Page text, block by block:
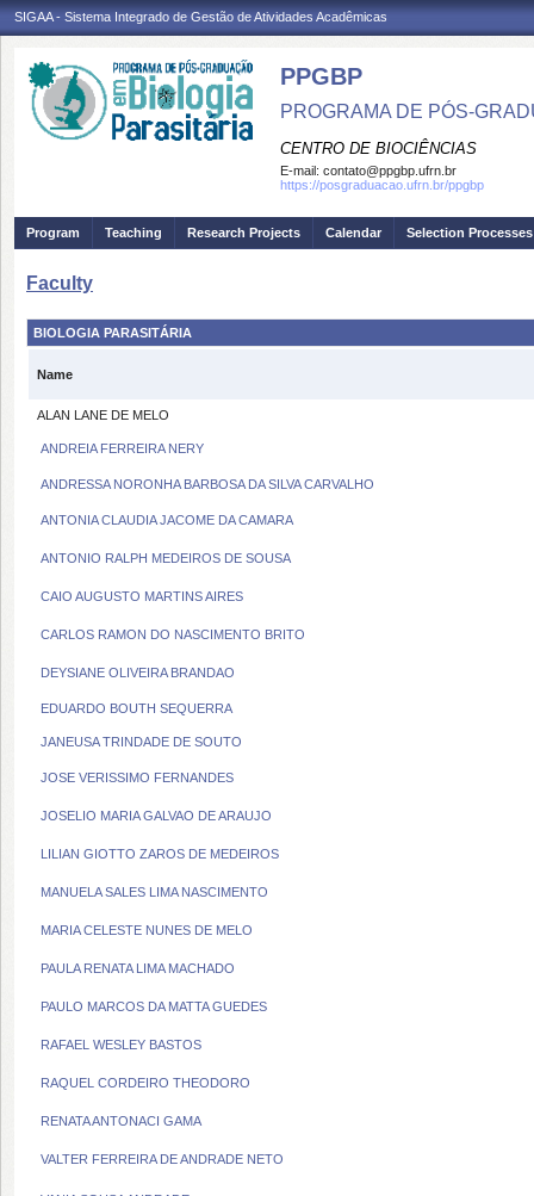
SIGAA - Sistema Integrado de Gestão de Atividades Acadêmicas
PPGBP
PROGRAMA DE PÓS-
CENTRO DE BIOCIÊNCIAS
E-mail: contato@ppgbp.ufrn.br
https://posgraduacao.ufrn.br/ppgbp
Program Teaching Research Projects Calendar Selection Processes
Faculty
BIOLOGIA PARASITÁRIA
Name
ALAN LANE DE MELO
ANDREIA FERREIRA NERY
ANDRESSA NORONHA BARBOSA DA SILVA CARVALHO
ANTONIA CLAUDIA JACOME DA CAMARA
ANTONIO RALPH MEDEIROS DE SOUSA
CAIO AUGUSTO MARTINS AIRES
CARLOS RAMON DO NASCIMENTO BRITO
DEYSIANE OLIVEIRA BRANDAO
EDUARDO BOUTH SEQUERRA
JANEUSA TRINDADE DE SOUTO
JOSE VERISSIMO FERNANDES
JOSELIO MARIA GALVAO DE ARAUJO
LILIAN GIOTTO ZAROS DE MEDEIROS
MANUELA SALES LIMA NASCIMENTO
MARIA CELESTE NUNES DE MELO
PAULA RENATA LIMA MACHADO
PAULO MARCOS DA MATTA GUEDES
RAFAEL WESLEY BASTOS
RAQUEL CORDEIRO THEODORO
RENATA ANTONACI GAMA
VALTER FERREIRA DE ANDRADE NETO